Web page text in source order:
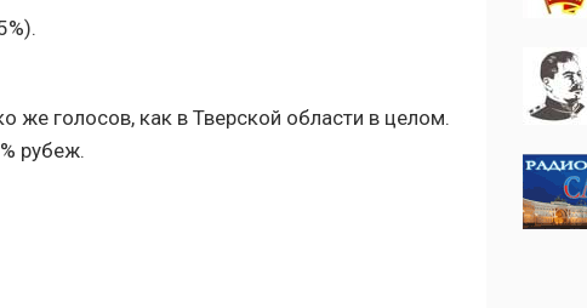
же голосов, как в Тверской области в целом.
рубеж.